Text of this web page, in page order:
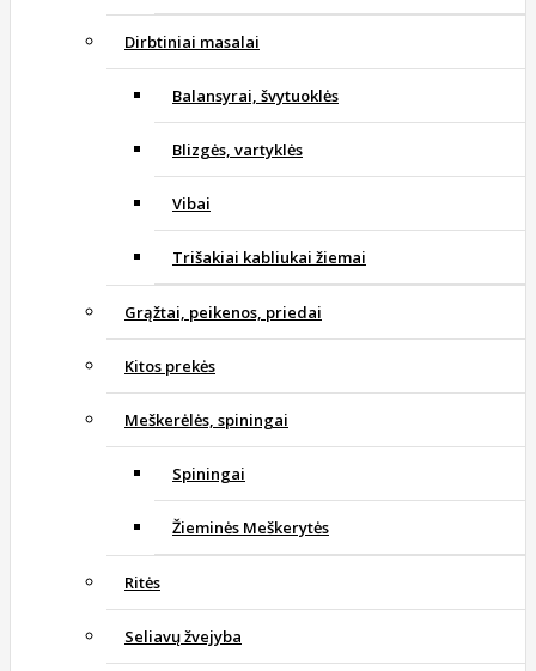
Dirbtiniai masalai
Balansyrai, švytuoklės
Blizgės, vartyklės
Vibai
Trišakiai kabliukai žiemai
Grąžtai, peikenos, priedai
Kitos prekės
Meškerėlės, spiningai
Spiningai
Žieminės Meškerytės
Ritės
Seliavų žvejyba